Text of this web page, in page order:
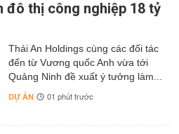
đô thị công nghiệp 18 tỷ
Thái An Holdings cùng các đối tác
đến từ Vương quốc Anh vừa tới
Quảng Ninh đề xuất ý tưởng làm...
DỰ ÁN 01 phút trước